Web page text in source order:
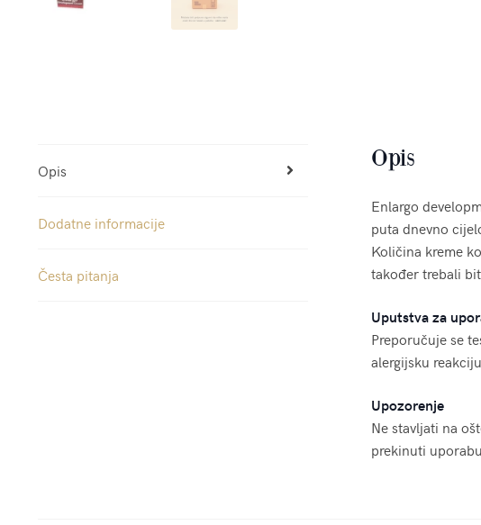
Opis
Dodatne informacije
Česta pitanja
Opis
Enlargo
puta dnevno
Količina kreme
također trebali
Uputstva za
Preporučuje se
alergijsku
Upozorenje
Ne stavljati na
prekinuti